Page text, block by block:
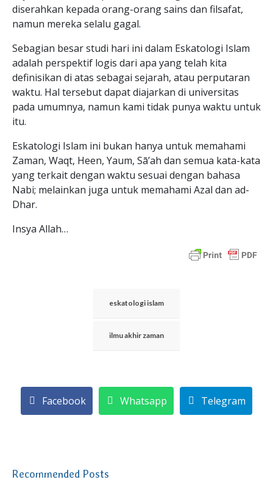
diserahkan kepada orang-orang sains dan filsafat,
namun mereka selalu gagal.
Sebagian besar studi hari ini dalam Eskatologi Islam
adalah perspektif logis dari apa yang telah kita
definisikan di atas sebagai sejarah, atau perputaran
waktu. Hal tersebut dapat diajarkan di universitas
pada umumnya, namun kami tidak punya waktu untuk
itu.
Eskatologi Islam ini bukan hanya untuk memahami
Zaman, Waqt, Heen, Yaum, Sā’ah dan semua kata-kata
yang terkait dengan waktu sesuai dengan bahasa
Nabi; melainkan juga untuk memahami Azal dan ad-
Dhar.
Insya Allah…
eskatologi islam
ilmu akhir zaman
Facebook Whatsapp Telegram
Recommended Posts